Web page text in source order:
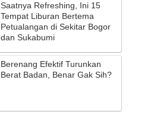
Saatnya Refreshing, Ini 15
Tempat Liburan Bertema
Petualangan di Sekitar Bogor
dan Sukabumi
Berenang Efektif Turunkan
Berat Badan, Benar Gak Sih?